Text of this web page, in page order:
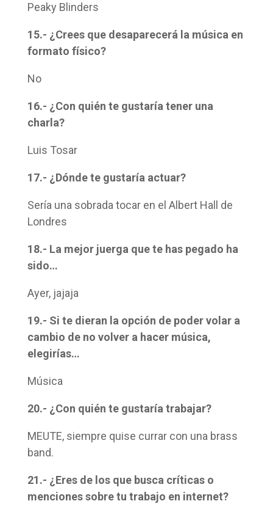
Peaky Blinders
15.- ¿Crees que desaparecerá la música en
formato físico?
No
16.- ¿Con quién te gustaría tener una
charla?
Luis Tosar
17.- ¿Dónde te gustaría actuar?
Sería una sobrada tocar en el Albert Hall de
Londres
18.- La mejor juerga que te has pegado ha
sido…
Ayer, jajaja
19.- Si te dieran la opción de poder volar a
cambio de no volver a hacer música,
elegirías…
Música
20.- ¿Con quién te gustaría trabajar?
MEUTE, siempre quise currar con una brass
band.
21.- ¿Eres de los que busca críticas o
menciones sobre tu trabajo en internet?